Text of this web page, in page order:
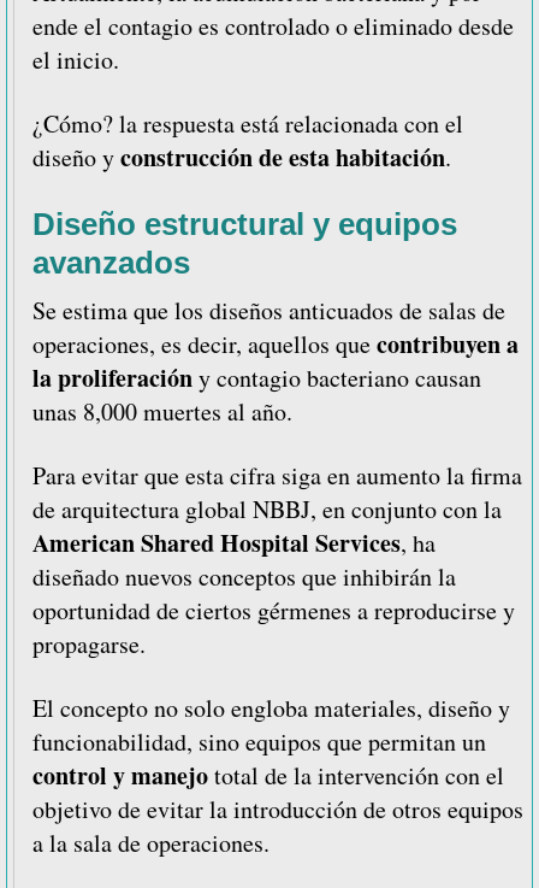
ende el contagio es controlado o eliminado desde
el inicio.
¿Cómo? la respuesta está relacionada con el
diseño yconstrucción de esta habitación.
Diseño estructural y equipos
avanzados
Se estima que los diseños anticuados de salas de
operaciones, es decir, aquellos quecontribuyen a
la proliferacióny contagio bacteriano causan
unas 8,000 muertes al año.
Para evitar que esta cifra siga en aumento la firma
de arquitectura global NBBJ, en conjunto con la
American Shared Hospital Services, ha
diseñado nuevos conceptos que inhibirán la
oportunidad de ciertos gérmenes a reproducirse y
propagarse.
El concepto no solo engloba materiales, diseño y
funcionabilidad, sino equipos que permitan un
control y manejototal de la intervención con el
objetivo de evitar la introducción de otros equipos
a la sala de operaciones.